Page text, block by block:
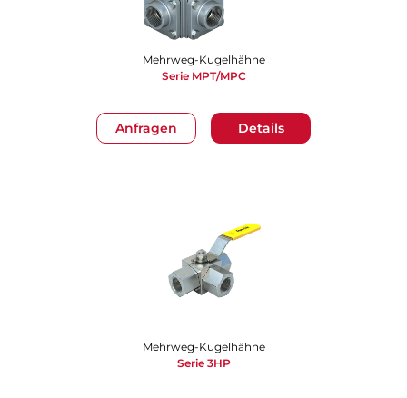
Anfragen Details
Mehrweg-Kugelhähne
Serie MPT/MPC
Mehrweg-Kugelhähne
Serie 3HP